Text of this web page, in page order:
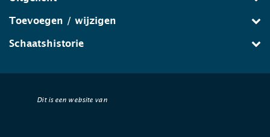
Toevoegen / wijzigen
Schaatshistorie
Dit is een website van